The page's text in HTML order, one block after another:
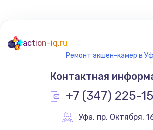
action-iq.ru
Ремонт экшен-камер в
Контактная
+7 (347) 225-
Уфа, пр. Октября,